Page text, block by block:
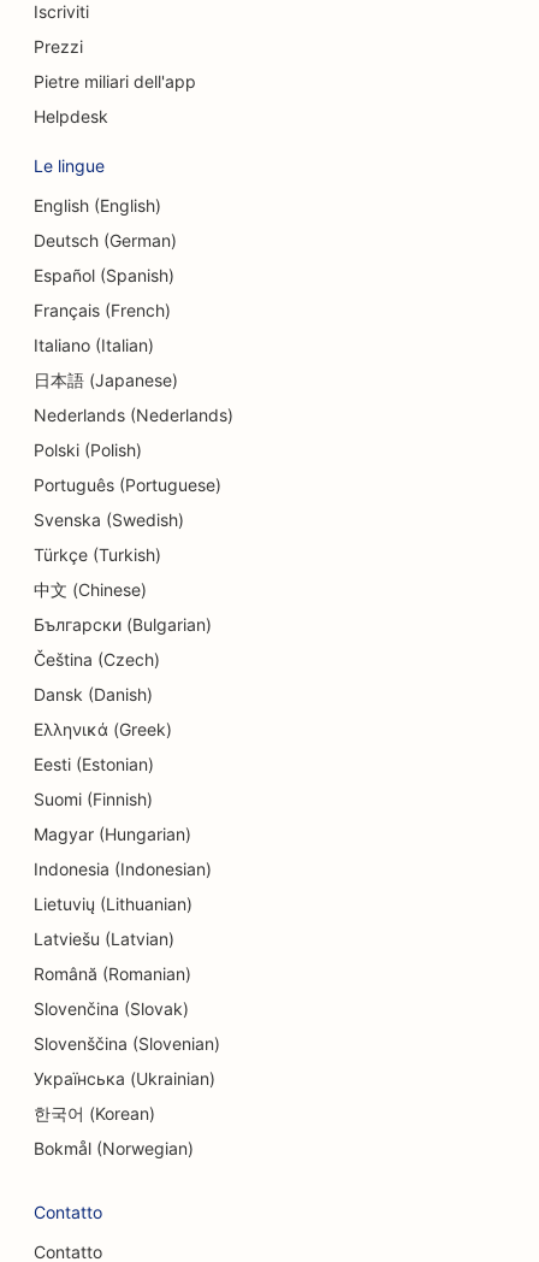
SEO per le pasticcerie
SEO per i servizi di cambio valuta
SEO per le scuole di danza
SEO per i servizi di consulenza sul debito
SEO per le gastronomie
SEO per i servizi di dermoabrasione
SEO per i negozi di dettagli
SEO per negozi di ciambelle
SEO per i clienti
SEO per i servizi educativi e di assistenza
all'infanzia
SEO per elettricisti
SEO per endodontisti
SEO per gli studi di ingegneria
SEO per l'intrattenimento e il tempo libero
SEO per le Escape Room
EO per i ristoranti etnici
SEO per i servizi di lifting
SEO per i ristoranti di fattoria
SEO per i ristoranti fast food
Iscriviti
Prezzi
Pietre miliari dell'app
Helpdesk
Le lingue
English (English)
Deutsch (German)
Español (Spanish)
Français (French)
Italiano (Italian)
日本語 (Japanese)
Nederlands (Nederlands)
Polski (Polish)
Português (Portuguese)
Svenska (Swedish)
Türkçe (Turkish)
中文 (Chinese)
Български (Bulgarian)
Čeština (Czech)
Dansk (Danish)
Ελληνικά (Greek)
Eesti (Estonian)
Suomi (Finnish)
Magyar (Hungarian)
Indonesia (Indonesian)
Lietuvių (Lithuanian)
Latviešu (Latvian)
Română (Romanian)
Slovenčina (Slovak)
Slovenščina (Slovenian)
Українська (Ukrainian)
한국어 (Korean)
Bokmål (Norwegian)
Contatto
Contatto